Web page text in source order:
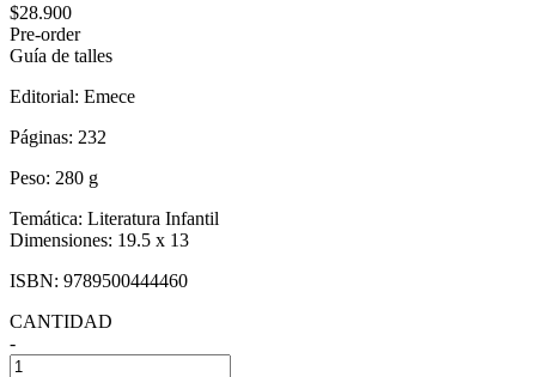
$28.900
Pre-order
Guía de talles
Editorial: Emece
Páginas: 232
Peso: 280 g
Temática: Literatura Infantil
Dimensiones: 19.5 x 13
ISBN: 9789500444460
CANTIDAD
-